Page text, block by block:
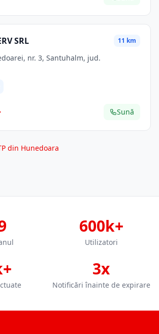
SRL 11 km
Sună
din Hunedoara
600k+
Utilizatori
3x
Notificări înainte de expirare